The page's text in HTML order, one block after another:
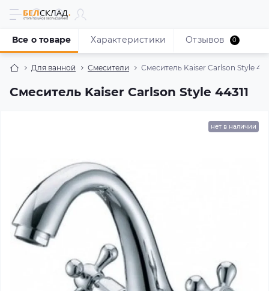
Для ванной Смесители Смеситель Kaiser Carlson Style
Смеситель Kaiser Carlson Style 44311
Все о товаре Характеристики Отзывов 0
нет в наличии